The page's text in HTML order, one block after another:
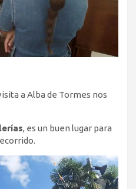
a Alba de Tormes nos
, es un buen lugar para